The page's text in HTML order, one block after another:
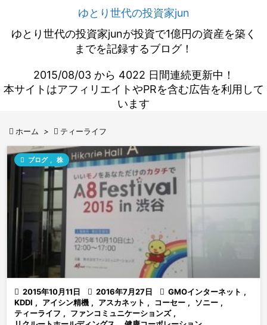
ゆとり世代の投資家jun
ゆとり世代の投資家junが投資で1億円の資産を築く
までを記録するブログ！
2015/08/03 から 4022 日間連続更新中！
本サイトはアフィリエイトやPRを含む広告を利用して
います
 ホーム >  ティーライフ
 2015年10月11日  2016年7月27日
 ブログ , 株
 GMOインターネット ,
KDDI , アイシン精機 , アスカネット , コーセー , ソニー ,
ティーライフ , ファンコミュニケーションズ ,